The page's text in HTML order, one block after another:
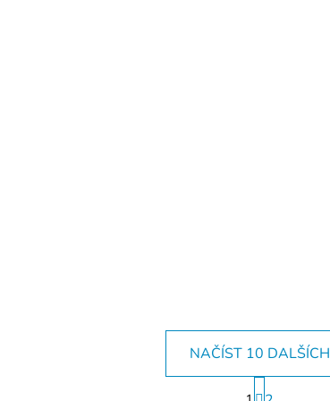
NAČÍST 10 DALŠÍCH
S